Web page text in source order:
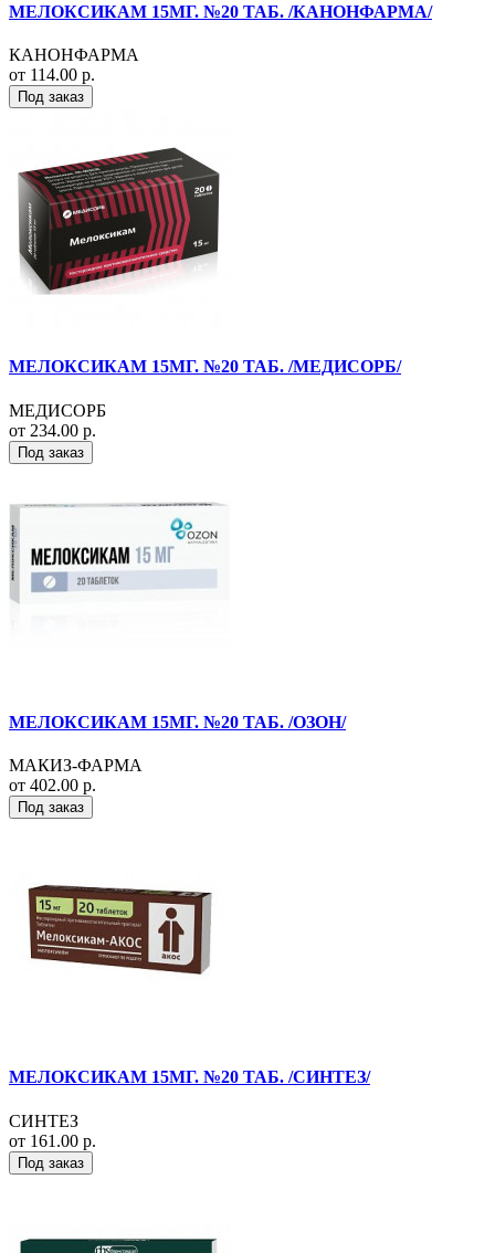
МЕЛОКСИКАМ 15МГ. №20 ТАБ. /КАНОНФАРМА/
КАНОНФАРМА
от 114.00 р.
Под заказ
МЕЛОКСИКАМ 15МГ. №20 ТАБ. /МЕДИСОРБ/
МЕДИСОРБ
от 234.00 р.
Под заказ
МЕЛОКСИКАМ 15МГ. №20 ТАБ. /ОЗОН/
МАКИЗ-ФАРМА
от 402.00 р.
Под заказ
МЕЛОКСИКАМ 15МГ. №20 ТАБ. /СИНТЕЗ/
СИНТЕЗ
от 161.00 р.
Под заказ